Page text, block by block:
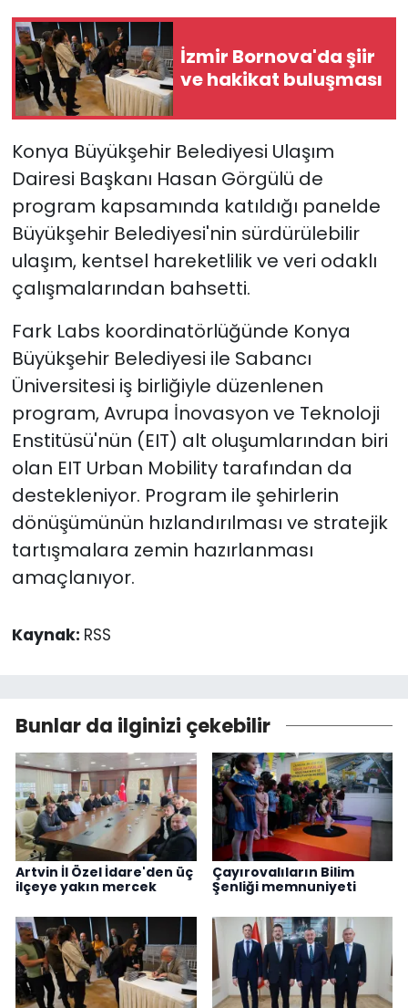
İzmir Bornova'da şiir
ve hakikat buluşması
Konya Büyükşehir Belediyesi Ulaşım
Dairesi Başkanı Hasan Görgülü de
program kapsamında katıldığı panelde
Büyükşehir Belediyesi'nin sürdürülebilir
ulaşım, kentsel hareketlilik ve veri odaklı
çalışmalarından bahsetti.
Fark Labs koordinatörlüğünde Konya
Büyükşehir Belediyesi ile Sabancı
Üniversitesi iş birliğiyle düzenlenen
program, Avrupa İnovasyon ve Teknoloji
Enstitüsü'nün (EIT) alt oluşumlarından biri
olan EIT Urban Mobility tarafından da
destekleniyor. Program ile şehirlerin
dönüşümünün hızlandırılması ve stratejik
tartışmalara zemin hazırlanması
amaçlanıyor.
Kaynak: RSS
Bunlar da ilginizi çekebilir
Artvin İl Özel İdare'den üç
ilçeye yakın mercek
Çayırovalıların Bilim
Şenliği memnuniyeti